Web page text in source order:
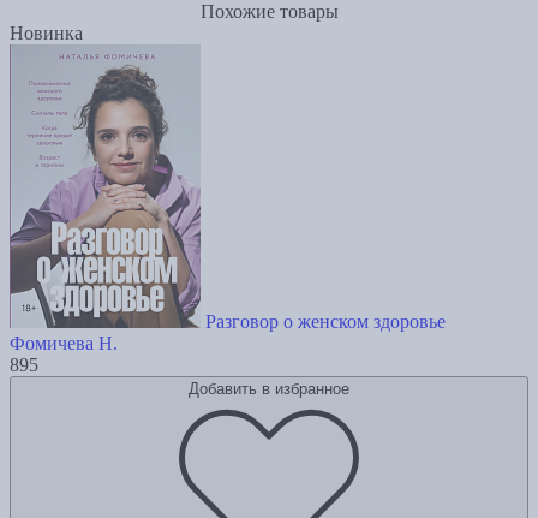
Похожие товары
Новинка
Разговор о женском здоровье
Фомичева Н.
895
Добавить в избранное